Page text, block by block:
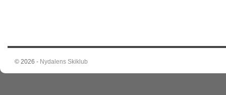
© 2026 - Nydalens Skiklub